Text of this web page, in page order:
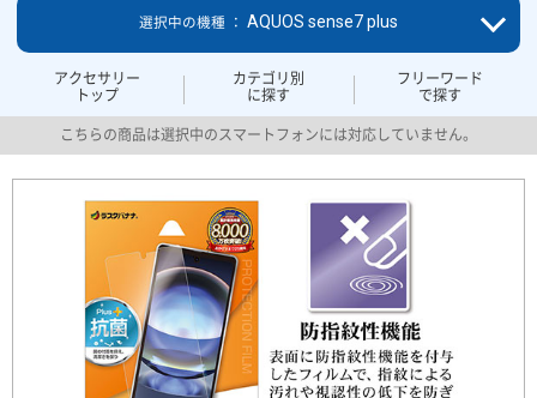
アクセサリー
トップ
カテゴリ別
に探す
フリーワード
で探す
選択中の機種 ： AQUOS sense7 plus
こちらの商品は選択中のスマートフォンには対応していません。